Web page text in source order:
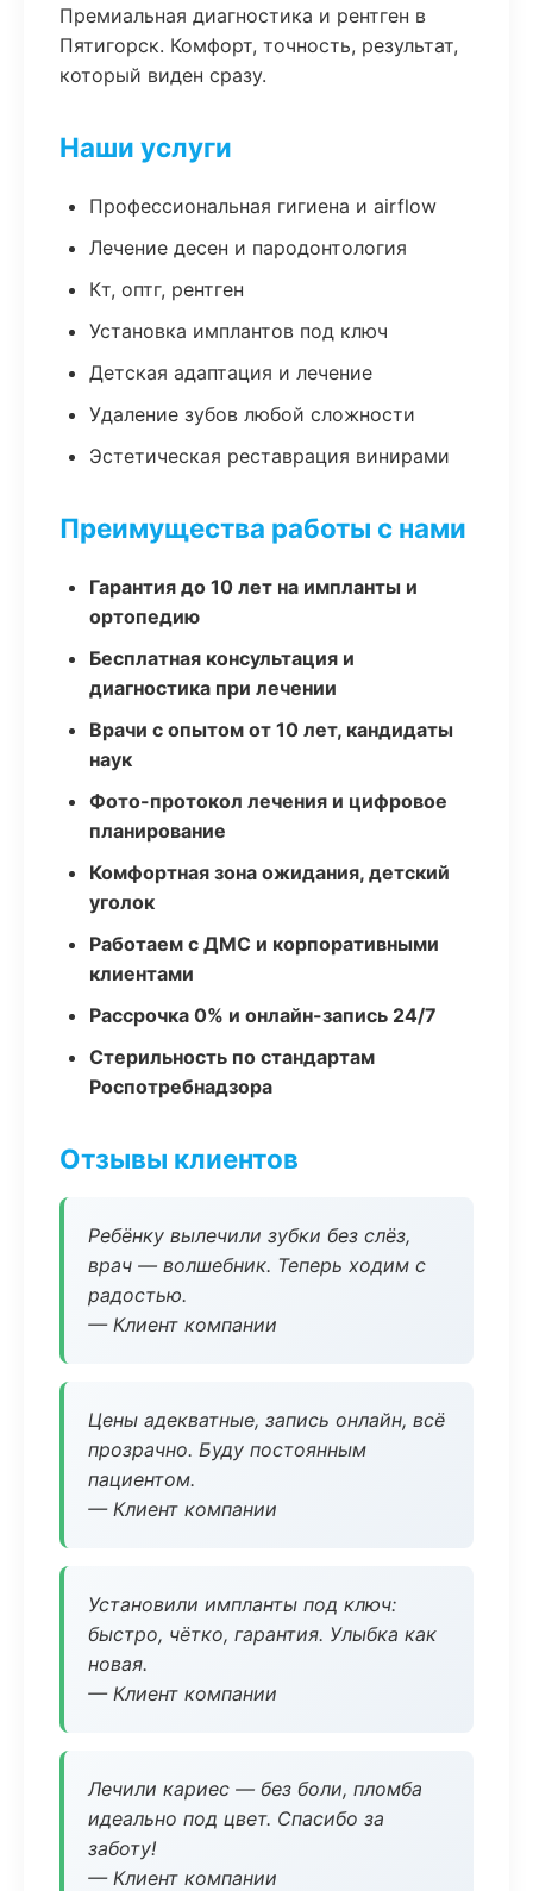
Премиальная диагностика и рентген в
Пятигорск. Комфорт, точность, результат,
который виден сразу.
Наши услуги
Профессиональная гигиена и airflow
Лечение десен и пародонтология
Кт, оптг, рентген
Установка имплантов под ключ
Детская адаптация и лечение
Удаление зубов любой сложности
Эстетическая реставрация винирами
Преимущества работы с нами
Гарантия до 10 лет на импланты и
ортопедию
Бесплатная консультация и
диагностика при лечении
Врачи с опытом от 10 лет, кандидаты
наук
Фото-протокол лечения и цифровое
планирование
Комфортная зона ожидания, детский
уголок
Работаем с ДМС и корпоративными
клиентами
Рассрочка 0% и онлайн-запись 24/7
Стерильность по стандартам
Роспотребнадзора
Отзывы клиентов
Ребёнку вылечили зубки без слёз,
врач — волшебник. Теперь ходим с
радостью.
— Клиент компании
Цены адекватные, запись онлайн, всё
прозрачно. Буду постоянным
пациентом.
— Клиент компании
Установили импланты под ключ:
быстро, чётко, гарантия. Улыбка как
новая.
— Клиент компании
Лечили кариес — без боли, пломба
идеально под цвет. Спасибо за
заботу!
— Клиент компании